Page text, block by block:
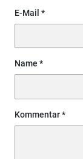
E-Mail
Name
Kommentar